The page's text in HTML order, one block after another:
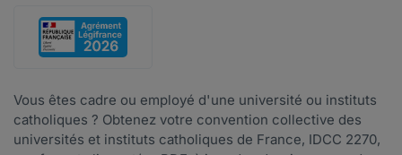
Vous êtes cadre ou employé d'une université ou instituts
catholiques ? Obtenez votre convention collective des
universités et instituts catholiques de France, IDCC 2270,